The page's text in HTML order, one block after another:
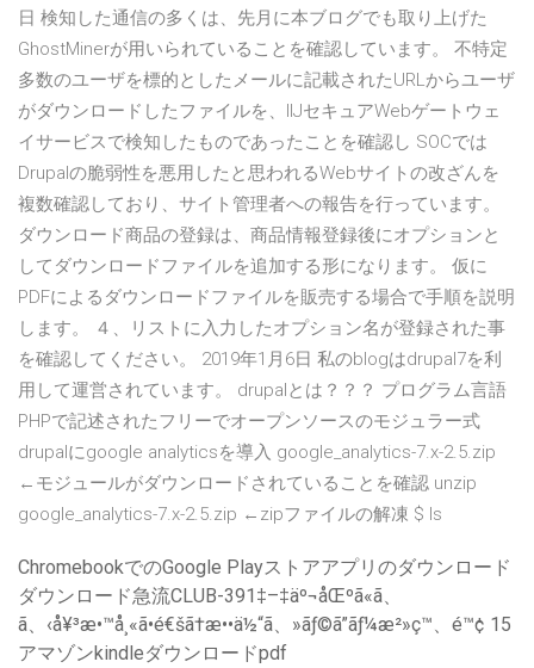
日 検知した通信の多くは、先月に本ブログでも取り上げた
GhostMinerが用いられていることを確認しています。 不特定
多数のユーザを標的としたメールに記載されたURLからユーザ
がダウンロードしたファイルを、IIJセキュアWebゲートウェ
イサービスで検知したものであったことを確認し SOCでは
Drupalの脆弱性を悪用したと思われるWebサイトの改ざんを
複数確認しており、サイト管理者への報告を行っています。
ダウンロード商品の登録は、商品情報登録後にオプションと
してダウンロードファイルを追加する形になります。 仮に
PDFによるダウンロードファイルを販売する場合で手順を説明
します。 ４、リストに入力したオプション名が登録された事
を確認してください。 2019年1月6日 私のblogはdrupal7を利
用して運営されています。 drupalとは？？？ プログラム言語
PHPで記述されたフリーでオープンソースのモジュラー式
drupalにgoogle analyticsを導入 google_analytics-7.x-2.5.zip
←モジュールがダウンロードされていることを確認 unzip
google_analytics-7.x-2.5.zip ←zipファイルの解凍 $ ls
ChromebookでのGoogle Playストアアプリのダウンロード
ダウンロード急流CLUB-391‡–‡äº¬åŒºã«ã、
ã、‹å¥³æ•™å¸«ã•é€šã†æ••ä½“ã、»ãƒ©ã”ãƒ¼æ²»ç™、é™¢ 15
アマゾンkindleダウンロードpdf